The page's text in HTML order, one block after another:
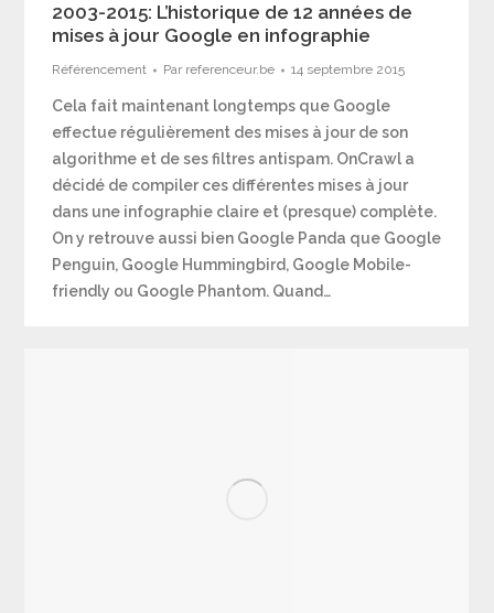
2003-2015: L’historique de 12 années de
mises à jour Google en infographie
Référencement Par referenceur.be 14 septembre 2015
Cela fait maintenant longtemps que Google
effectue régulièrement des mises à jour de son
algorithme et de ses filtres antispam. OnCrawl a
décidé de compiler ces différentes mises à jour
dans une infographie claire et (presque) complète.
On y retrouve aussi bien Google Panda que Google
Penguin, Google Hummingbird, Google Mobile-
friendly ou Google Phantom. Quand…